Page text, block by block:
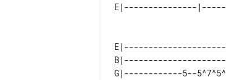
B|-----------------------
G|------------5--